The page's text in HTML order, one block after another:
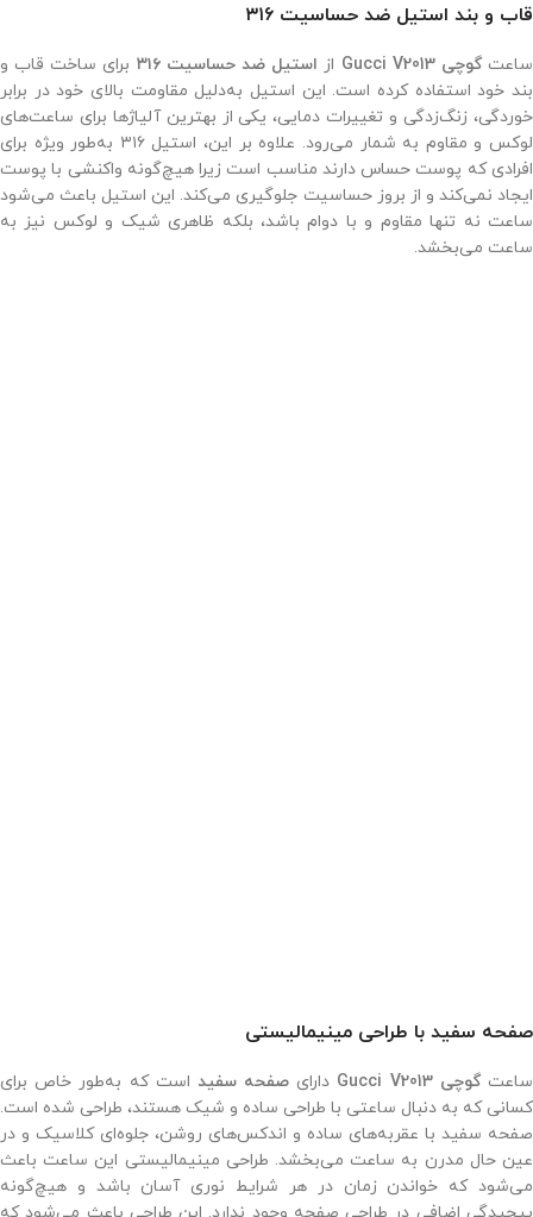
قاب و بند استیل ضد حساسیت ۳۱۶
ساعتگوچی Gucci V2013 از استیل ضد حساسیت ۳۱۶
برای ساخت قاب و
بند خود استفاده کرده است. این استیل به‌دلیل مقاومت بالای خود در برابر
خوردگی، زنگ‌زدگی و تغییرات دمایی، یکی از بهترین آلیاژها برای ساعت‌های
لوکس و مقاوم به شمار می‌رود. علاوه بر این، استیل ۳۱۶ به‌طور ویژه برای
افرادی که پوست حساس دارند مناسب است زیرا هیچ‌گونه واکنشی با پوست
ایجاد نمی‌کند و از بروز حساسیت جلوگیری می‌کند. این استیل باعث می‌شود
ساعت نه تنها مقاوم و با دوام باشد، بلکه ظاهری شیک و لوکس نیز به
ساعت می‌بخشد.
صفحه سفید با طراحی مینیمالیستی
ساعتگوچی Gucci V2013 دارای صفحه سفید است که به‌طور خاص برای
کسانی که به دنبال ساعتی با طراحی ساده و شیک هستند، طراحی شده است.
صفحه سفید با عقربه‌های ساده و اندکس‌های روشن، جلوه‌ای کلاسیک و در
عین حال مدرن به ساعت می‌بخشد. طراحی مینیمالیستی این ساعت باعث
می‌شود که خواندن زمان در هر شرایط نوری آسان باشد و هیچ‌گونه